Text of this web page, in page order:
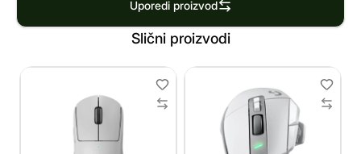
Uporedi proizvod
Slični proizvodi